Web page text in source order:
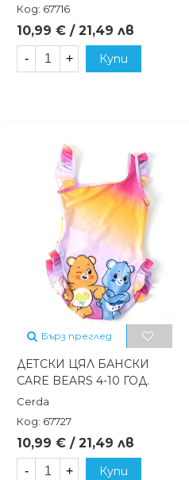
Код: 67716
10,99 € / 21,49 лв
- + Купи
Бърз преглед
ДЕТСКИ ЦЯЛ БАНСКИ
CARE BEARS 4-10 ГОД.
Cerda
Код: 67727
10,99 € / 21,49 лв
- + Купи